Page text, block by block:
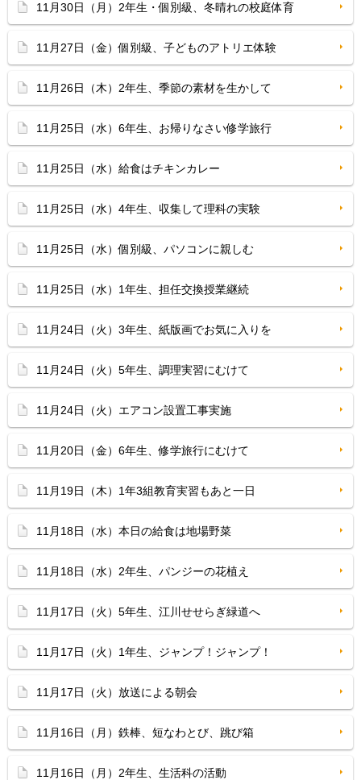
11月30日（月）2年生・個別級、冬晴れの校庭体育
11月27日（金）個別級、子どものアトリエ体験
11月26日（木）2年生、季節の素材を生かして
11月25日（水）6年生、お帰りなさい修学旅行
11月25日（水）給食はチキンカレー
11月25日（水）4年生、収集して理科の実験
11月25日（水）個別級、パソコンに親しむ
11月25日（水）1年生、担任交換授業継続
11月24日（火）3年生、紙版画でお気に入りを
11月24日（火）5年生、調理実習にむけて
11月24日（火）エアコン設置工事実施
11月20日（金）6年生、修学旅行にむけて
11月19日（木）1年3組教育実習もあと一日
11月18日（水）本日の給食は地場野菜
11月18日（水）2年生、パンジーの花植え
11月17日（火）5年生、江川せせらぎ緑道へ
11月17日（火）1年生、ジャンプ！ジャンプ！
11月17日（火）放送による朝会
11月16日（月）鉄棒、短なわとび、跳び箱
11月16日（月）2年生、生活科の活動